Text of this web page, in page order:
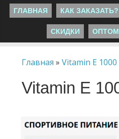
ГЛАВНАЯ КАК ЗАКАЗАТЬ?
СКИДКИ ОПТОМ
Главная »Vitamin E
Vitamin E